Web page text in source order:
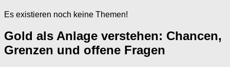
Es existieren noch keine Themen!
Gold als Anlage verstehen: Chancen,
Grenzen und offene Fragen